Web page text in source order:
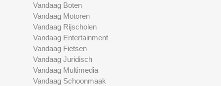
Vandaag Boten
Vandaag Motoren
Vandaag Rijscholen
Vandaag Entertainment
Vandaag Fietsen
Vandaag Juridisch
Vandaag Multimedia
Vandaag Schoonmaak